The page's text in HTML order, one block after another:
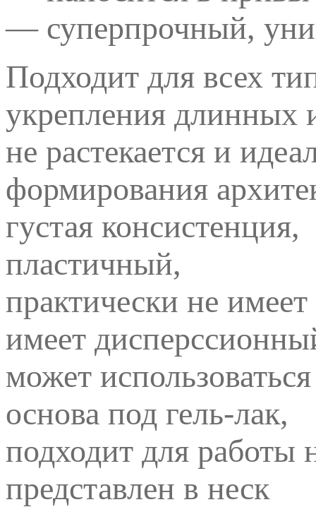
— суперпрочный,
Подходит для всех
укрепления длинных
не растекается и
формирования
густая консистенция,
пластичный,
практически не имеет
имеет
может
основа под гель-лак,
подходит для
представлен в неск